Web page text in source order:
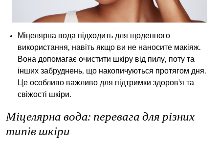
Міцелярна вода підходить для щоденного
використання, навіть якщо ви не наносите макіяж.
Вона допомагає очистити шкіру від пилу, поту та
інших забруднень, що накопичуються протягом дня.
Це особливо важливо для підтримки здоров'я та
свіжості шкіри.
Міцелярна вода: перевага для різних
типів шкіри